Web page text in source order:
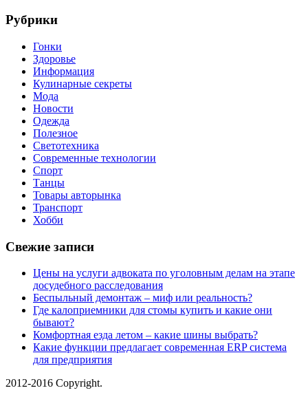
Рубрики
Гонки
Здоровье
Информация
Кулинарные секреты
Мода
Новости
Одежда
Полезное
Светотехника
Современные технологии
Спорт
Танцы
Товары авторынка
Транспорт
Хобби
Свежие записи
Цены на услуги адвоката по уголовным делам на этапе
досудебного расследования
Беспыльный демонтаж – миф или реальность?
Где калоприемники для стомы купить и какие они
бывают?
Комфортная езда летом – какие шины выбрать?
Какие функции предлагает современная ERP система
для предприятия
2012-2016 Copyright.